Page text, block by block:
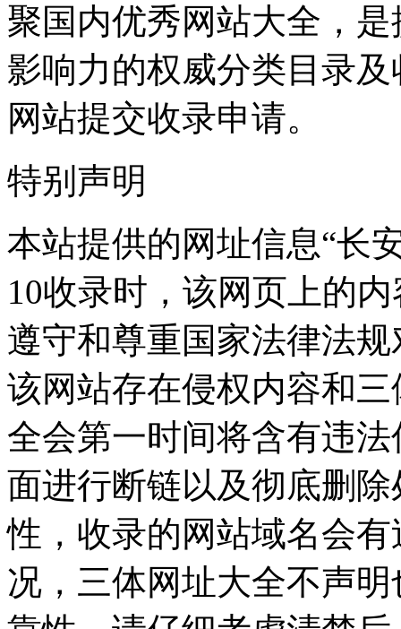
聚国内优秀网站大全，
影响力的权威分类目录
网站提交收录申请。
特别声明
本站提供的网址信息“长
10收录时，该网页上的
遵守和尊重国家法律法
该网站存在侵权内容和
全会第一时间将含有违
面进行断链以及彻底删
性，收录的网站域名会
况，三体网址大全不声